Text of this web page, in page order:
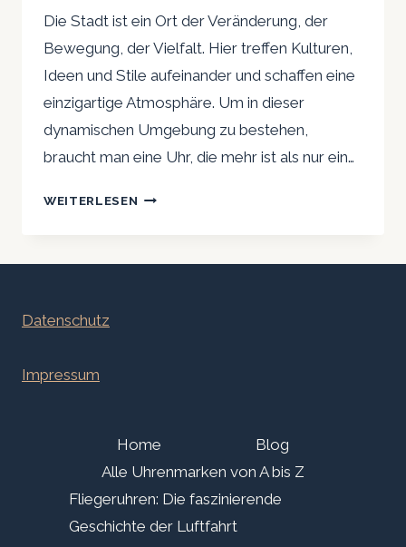
Die Stadt ist ein Ort der Veränderung, der
Bewegung, der Vielfalt. Hier treffen Kulturen,
Ideen und Stile aufeinander und schaffen eine
einzigartige Atmosphäre. Um in dieser
dynamischen Umgebung zu bestehen,
braucht man eine Uhr, die mehr ist als nur ein…
WEITERLESEN LILIENTHAL
DARK
Datenschutz
Impressum
Home
Blog
Alle Uhrenmarken von A bis Z
Fliegeruhren: Die faszinierende
Geschichte der Luftfahrt